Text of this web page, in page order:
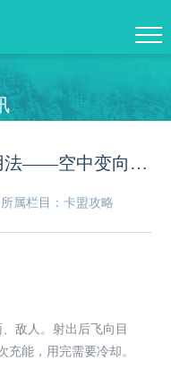
永劫无间：飞索钩爪高级用法——空中变向与壁击取消技巧
所属栏目：卡盟攻略
敌人。射出后飞向目
充能，用完需要冷却。